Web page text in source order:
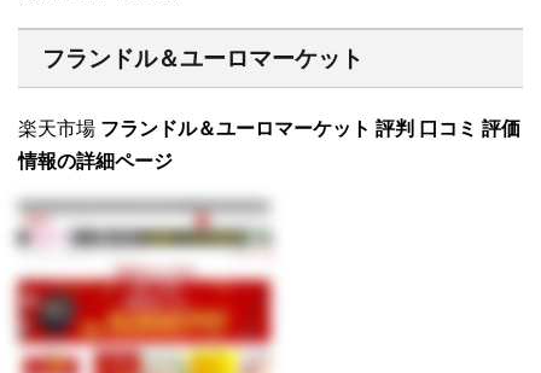
フランドル＆ユーロマーケット
楽天市場 フランドル＆ユーロマーケット 評判 口コミ 評価
情報の詳細ページ